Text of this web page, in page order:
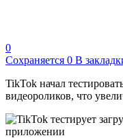
0
Сохраняется 0 В
TikTok начал
видеороликов, что